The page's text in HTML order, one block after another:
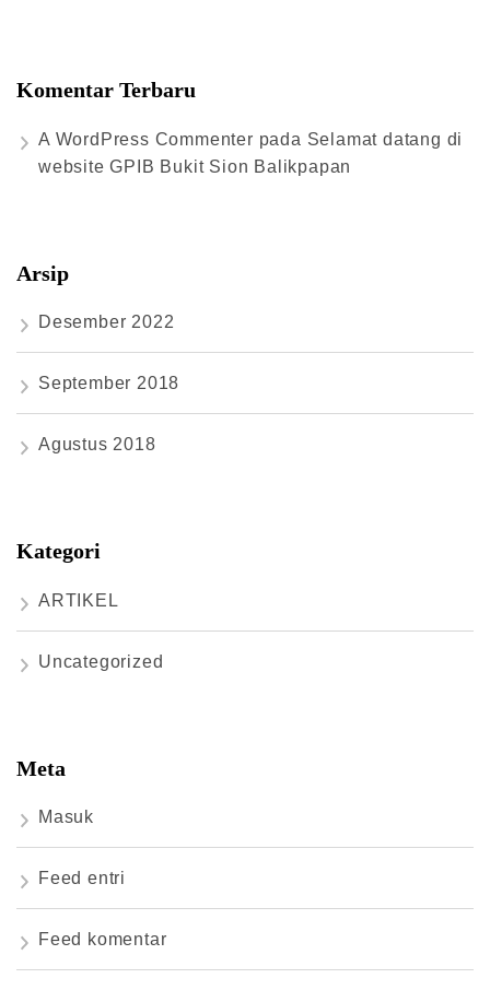
Komentar Terbaru
A WordPress Commenter pada Selamat datang di
website GPIB Bukit Sion Balikpapan
Arsip
Desember 2022
September 2018
Agustus 2018
Kategori
ARTIKEL
Uncategorized
Meta
Masuk
Feed entri
Feed komentar